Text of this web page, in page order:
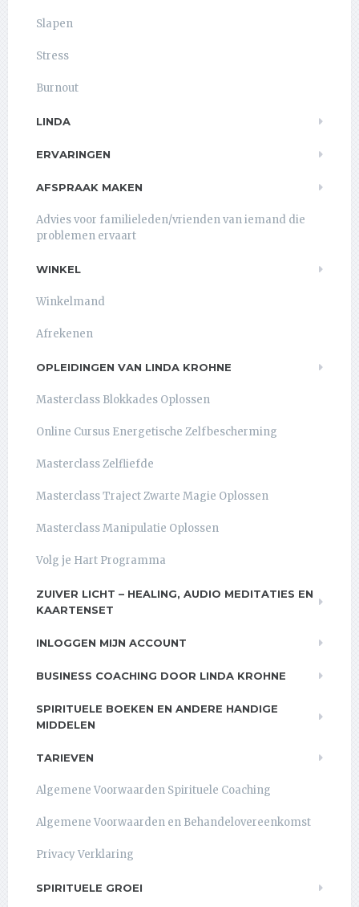
Slapen
Stress
Burnout
LINDA
ERVARINGEN
AFSPRAAK MAKEN
Advies voor familieleden/vrienden van iemand die
problemen ervaart
WINKEL
Winkelmand
Afrekenen
OPLEIDINGEN VAN LINDA KROHNE
Masterclass Blokkades Oplossen
Online Cursus Energetische Zelfbescherming
Masterclass Zelfliefde
Masterclass Traject Zwarte Magie Oplossen
Masterclass Manipulatie Oplossen
Volg je Hart Programma
ZUIVER LICHT – HEALING, AUDIO MEDITATIES EN
KAARTENSET
INLOGGEN MIJN ACCOUNT
BUSINESS COACHING DOOR LINDA KROHNE
SPIRITUELE BOEKEN EN ANDERE HANDIGE
MIDDELEN
TARIEVEN
Algemene Voorwaarden Spirituele Coaching
Algemene Voorwaarden en Behandelovereenkomst
Privacy Verklaring
SPIRITUELE GROEI